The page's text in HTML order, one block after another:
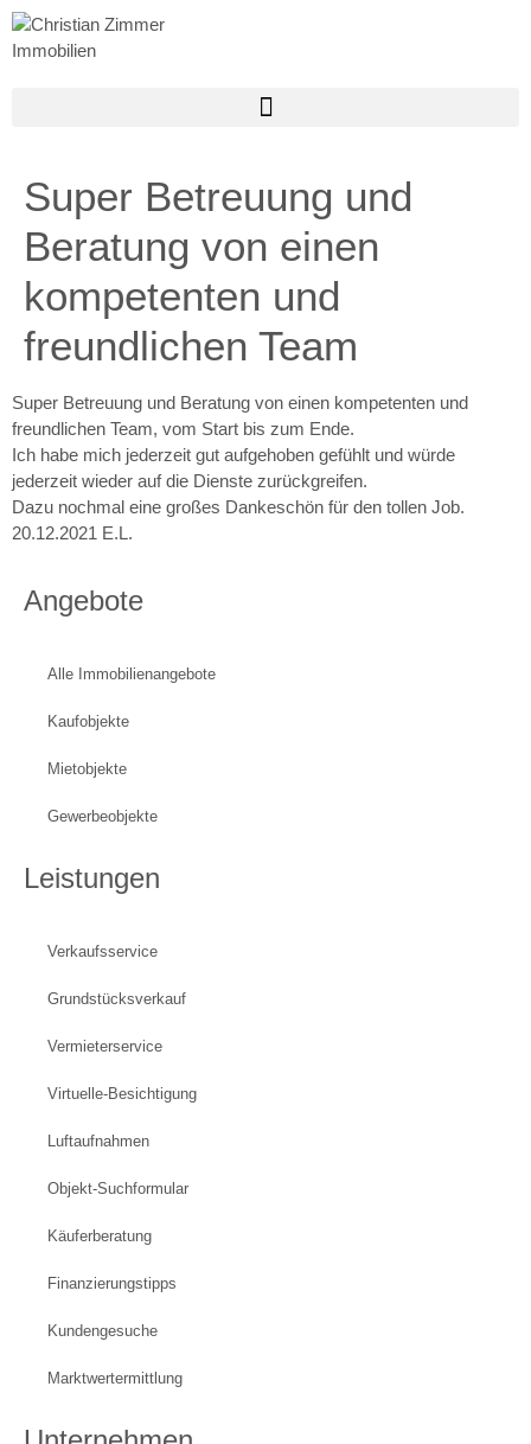
Super Betreuung und
Beratung von einen
kompetenten und
freundlichen Team
Super Betreuung und Beratung von einen kompetenten und
freundlichen Team, vom Start bis zum Ende.
Ich habe mich jederzeit gut aufgehoben gefühlt und würde
jederzeit wieder auf die Dienste zurückgreifen.
Dazu nochmal eine großes Dankeschön für den tollen Job.
20.12.2021 E.L.
Angebote
Alle Immobilienangebote
Kaufobjekte
Mietobjekte
Gewerbeobjekte
Leistungen
Verkaufsservice
Grundstücksverkauf
Vermieterservice
Virtuelle-Besichtigung
Luftaufnahmen
Objekt-Suchformular
Käuferberatung
Finanzierungstipps
Kundengesuche
Marktwertermittlung